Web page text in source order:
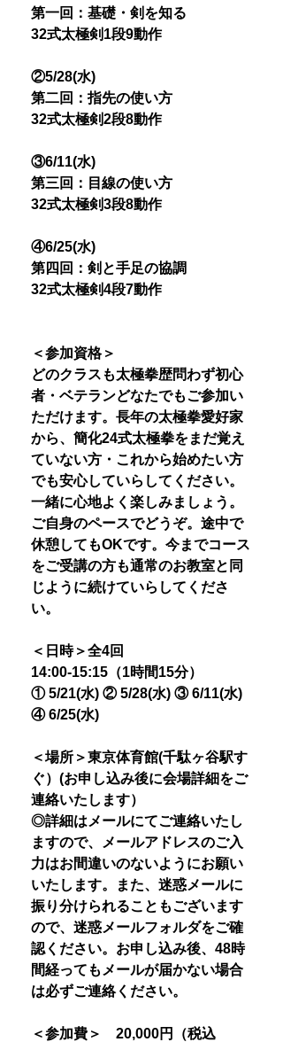
第一回：基礎・剣を知る
32式太極剣1段9動作
②5/28(水)
第二回：指先の使い方
32式太極剣2段8動作
③6/11(水)
第三回：目線の使い方
32式太極剣3段8動作
④6/25(水)
第四回：剣と手足の協調
32式太極剣4段7動作
＜参加資格＞
どのクラスも太極拳歴問わず初心
者・ベテランどなたでもご参加い
ただけます。長年の太極拳愛好家
から、簡化24式太極拳をまだ覚え
ていない方・これから始めたい方
でも安心していらしてください。
一緒に心地よく楽しみましょう。
ご自身のペースでどうぞ。途中で
休憩してもOKです。今までコース
をご受講の方も通常のお教室と同
じように続けていらしてくださ
い。
＜日時＞全4回
14:00-15:15（1時間15分）
① 5/21(水) ② 5/28(水) ③ 6/11(水)
④ 6/25(水)
＜場所＞東京体育館(千駄ヶ谷駅す
ぐ）(お申し込み後に会場詳細をご
連絡いたします）
◎詳細はメールにてご連絡いたし
ますので、メールアドレスのご入
力はお間違いのないようにお願い
いたします。また、迷惑メールに
振り分けられることもございます
ので、迷惑メールフォルダをご確
認ください。お申し込み後、48時
間経ってもメールが届かない場合
は必ずご連絡ください。
＜参加費＞ 20,000円（税込